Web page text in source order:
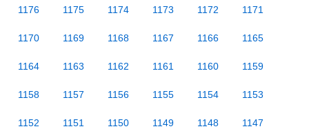
1176 1175 1174 1173 1172 1171
1170 1169 1168 1167 1166 1165
1164 1163 1162 1161 1160 1159
1158 1157 1156 1155 1154 1153
1152 1151 1150 1149 1148 1147